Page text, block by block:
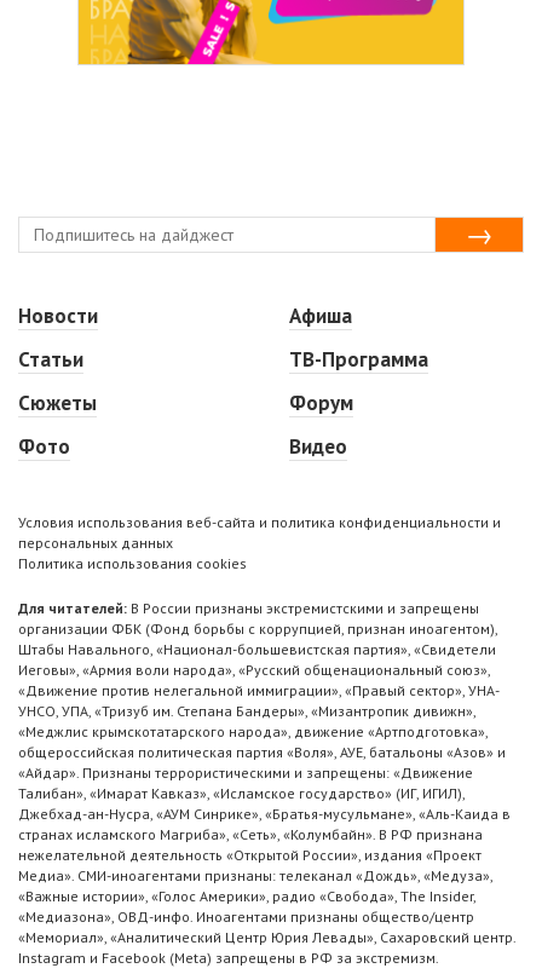
Новости
Статьи
Сюжеты
Фото
Афиша
ТВ-Программа
Форум
Видео
Условия использования веб-сайта и политика конфиденциальности и
персональных данных
Политика использования cookies
Для читателей: В России признаны экстремистскими и запрещены
организации ФБК (Фонд борьбы с коррупцией, признан иноагентом),
Штабы Навального, «Национал-большевистская партия», «Свидетели
Иеговы», «Армия воли народа», «Русский общенациональный союз»,
«Движение против нелегальной иммиграции», «Правый сектор», УНА-
УНСО, УПА, «Тризуб им. Степана Бандеры», «Мизантропик дивижн»,
«Меджлис крымскотатарского народа», движение «Артподготовка»,
общероссийская политическая партия «Воля», АУЕ, батальоны «Азов» и
«Айдар». Признаны террористическими и запрещены: «Движение
Талибан», «Имарат Кавказ», «Исламское государство» (ИГ, ИГИЛ),
Джебхад-ан-Нусра, «АУМ Синрике», «Братья-мусульмане», «Аль-Каида в
странах исламского Магриба», «Сеть», «Колумбайн». В РФ признана
нежелательной деятельность «Открытой России», издания «Проект
Медиа». СМИ-иноагентами признаны: телеканал «Дождь», «Медуза»,
«Важные истории», «Голос Америки», радио «Свобода», The Insider,
«Медиазона», ОВД-инфо. Иноагентами признаны общество/центр
«Мемориал», «Аналитический Центр Юрия Левады», Сахаровский центр.
Instagram и Facebook (Metа) запрещены в РФ за экстремизм.